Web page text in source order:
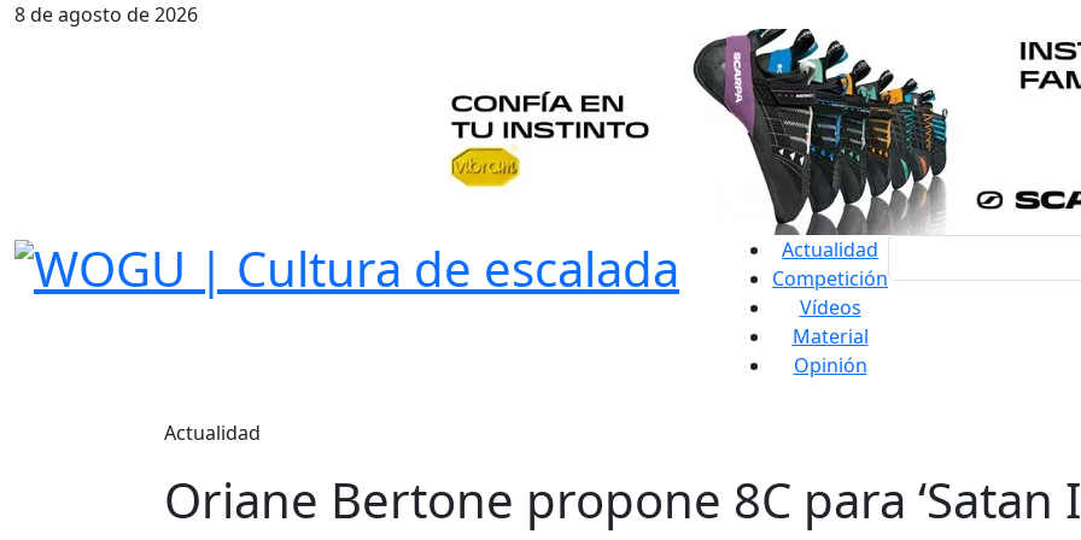
8 de agosto de 2026
Actualidad
Competición
Vídeos
Material
Opinión
Actualidad
Oriane Bertone propone 8C para ‘Satan I